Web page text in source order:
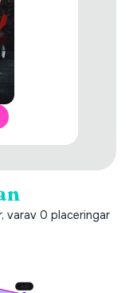
varav 0 placeringar
#33